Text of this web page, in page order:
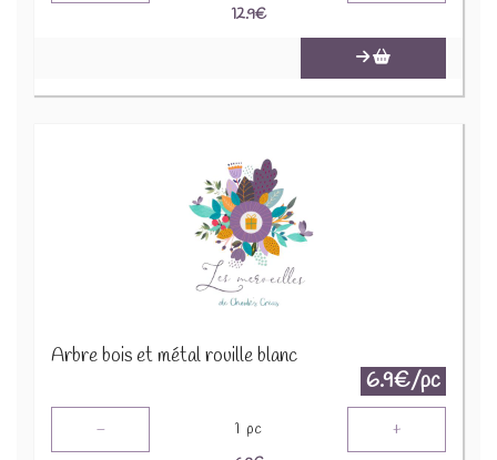
12.9€
Arbre bois et métal rouille blanc
6.9€/pc
- 1 pc +